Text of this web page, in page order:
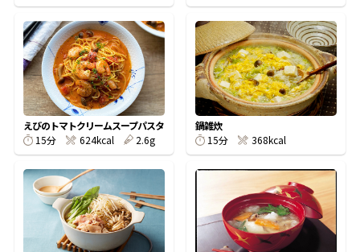
商品情報一覧
おすすめサイト
氷熟®︎
えびのトマトクリームスープパスタ
15分
624kcal 2.6g
鍋雑炊
15分
368kcal